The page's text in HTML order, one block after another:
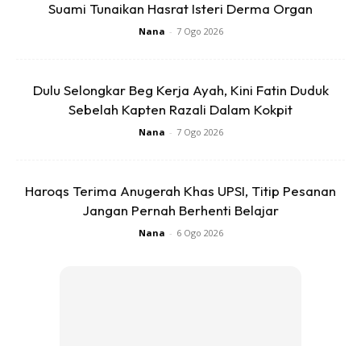
perkahwinan sebelum ini. Mereka akan dapat menghayati
kisah Ijab Kabut, kerana drama ini menerokai betapa
Ketika sesi pelancaran tersebut, sebuah majlis resepsi turut
dianjurkan untuk sepasang suami isteri yang memenangi
perkahwinan bernilai RM350,000.
Suami Tunaikan Hasrat Isteri Derma Organ
Nana - 7 Ogo 2026
Dulu Selongkar Beg Kerja Ayah, Kini Fatin Duduk
Sebelah Kapten Razali Dalam Kokpit
Nana - 7 Ogo 2026
Haroqs Terima Anugerah Khas UPSI, Titip Pesanan
Jangan Pernah Berhenti Belajar
Nana - 6 Ogo 2026